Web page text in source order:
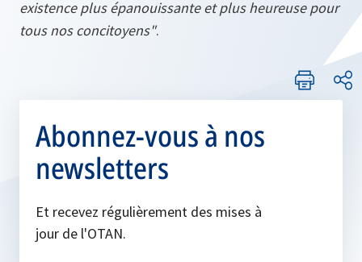
existence plus épanouissante et plus heureuse pour
tous nos concitoyens".
Abonnez-vous à nos
newsletters
Et recevez régulièrement des mises à
jour de l'OTAN.